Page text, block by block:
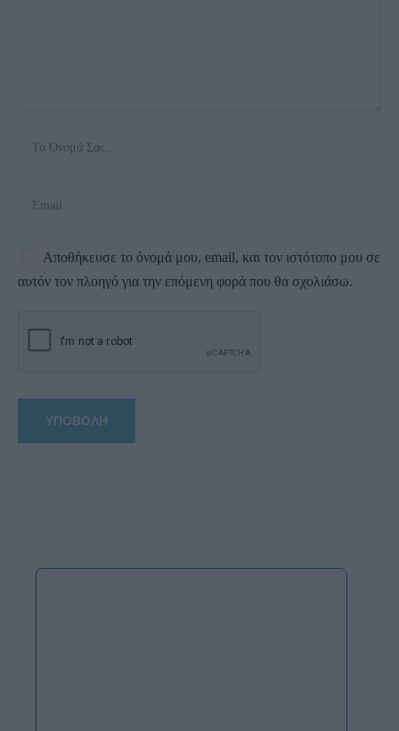
Αποθήκευσε το όνομά μου, email, και τον ιστότοπο μου σε
αυτόν τον πλοηγό για την επόμενη φορά που θα σχολιάσω.